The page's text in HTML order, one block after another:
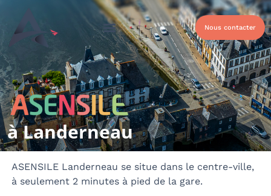
Nous contacter
à Landerneau
ASENSILE Landerneau se situe dans le centre-ville,
à seulement 2 minutes à pied de la gare.